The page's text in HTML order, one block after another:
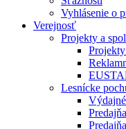
Vyhlásenie o
Verejnosť
Projekty a
Lesnícke